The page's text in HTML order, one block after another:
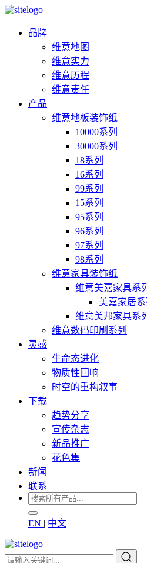
品牌
维意地图
维意实力
维意历程
维意责任
产品
维意地板装饰纸
10000系列
30000系列
18系列
16系列
99系列
15系列
95系列
96系列
97系列
98系列
维意家具装饰纸
维意美嘉家具系
美嘉家居
维意美邦家具系
维意数码印刷系列
灵感
生命态进化
物质性回响
时空的重构叙事
下载
趋势分享
宣传杂志
新品推广
花色集
新闻
联系
EN | 中文